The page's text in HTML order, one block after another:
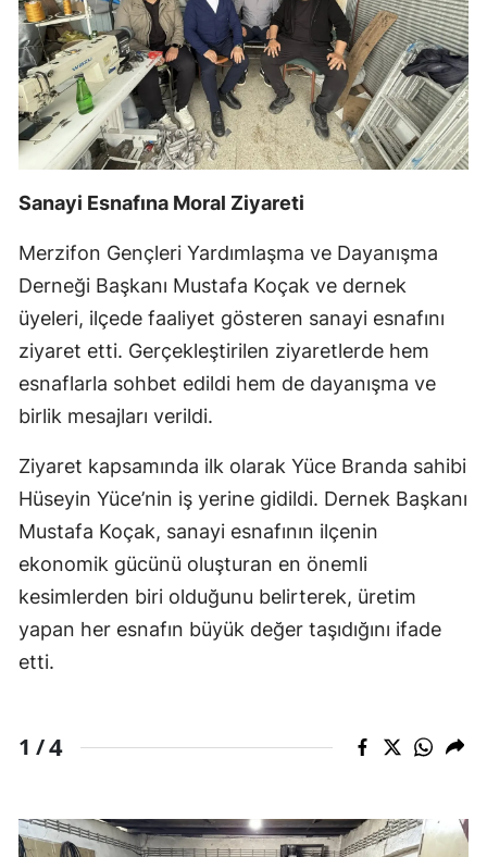
Sanayi Esnafına Moral Ziyareti
Merzifon Gençleri Yardımlaşma ve Dayanışma
Derneği Başkanı Mustafa Koçak ve dernek
üyeleri, ilçede faaliyet gösteren sanayi esnafını
ziyaret etti. Gerçekleştirilen ziyaretlerde hem
esnaflarla sohbet edildi hem de dayanışma ve
birlik mesajları verildi.
Ziyaret kapsamında ilk olarak Yüce Branda sahibi
Hüseyin Yüce’nin iş yerine gidildi. Dernek Başkanı
Mustafa Koçak, sanayi esnafının ilçenin
ekonomik gücünü oluşturan en önemli
kesimlerden biri olduğunu belirterek, üretim
yapan her esnafın büyük değer taşıdığını ifade
etti.
1 /4